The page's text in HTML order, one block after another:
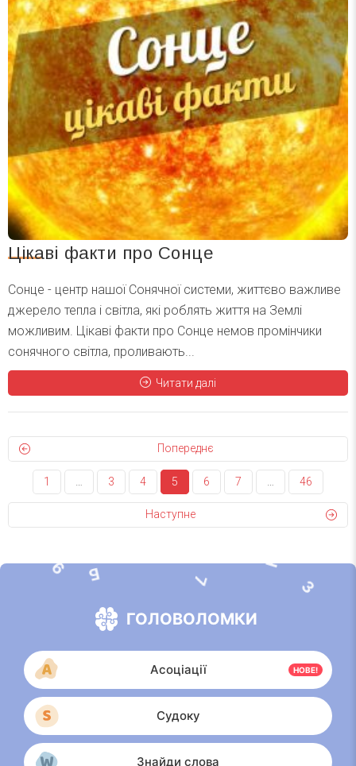
Цікаві факти про Сонце
Сонце - центр нашої Сонячної системи, життєво важливе
джерело тепла і світла, які роблять життя на Землі
можливим. Цікаві факти про Сонце немов промінчики
сонячного світла, проливають...
Читати далі
Попереднє
1 3 4 5 6 7 46
Наступне
9
7 3
Б
ГОЛОВОЛОМКИ
Асоціації НОВЕ!
Судоку
Знайди слова